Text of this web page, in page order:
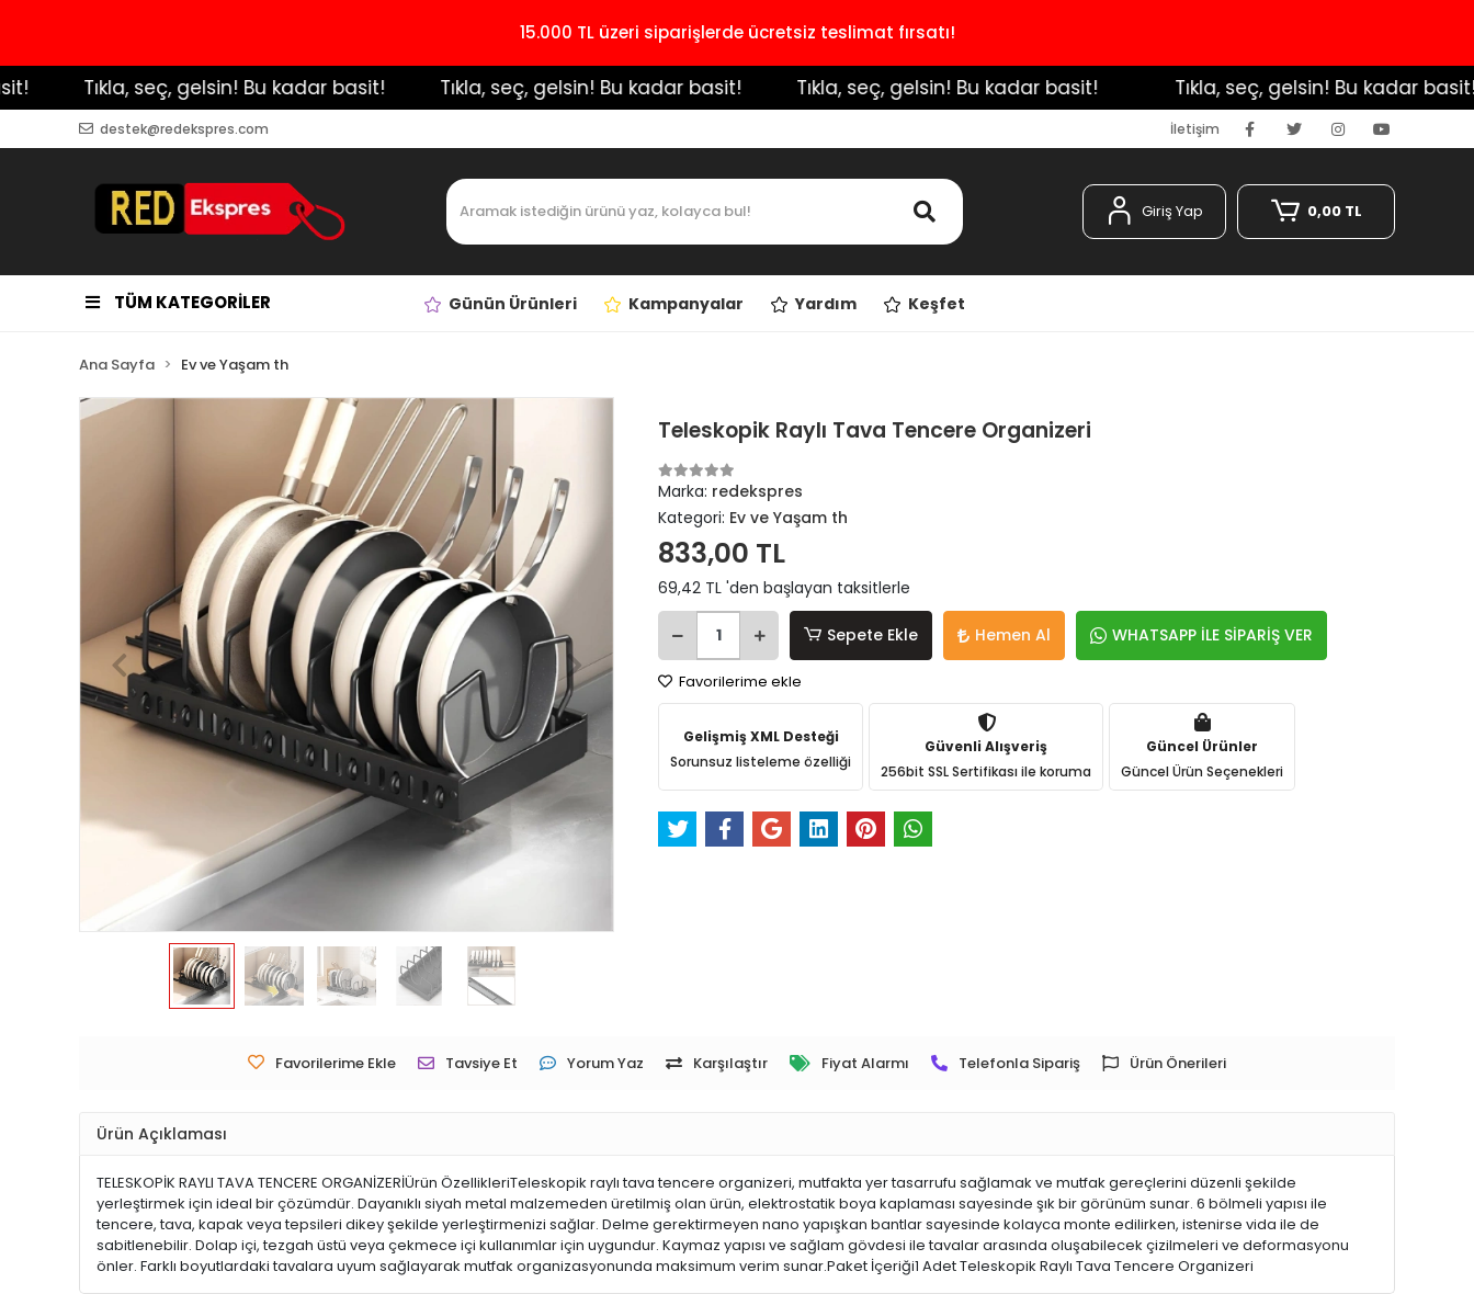
15.000 TL üzeri siparişlerde ücretsiz teslimat fırsatı!
️ Tıkla, seç, gelsin! Bu kadar basit! ️ Tıkla, seç, gelsin! Bu kadar basit! ️ Tıkla, seç, gelsin! Bu kadar basit! ️ Tıkla, seç, gelsin! Bu kadar basit!
destek@redekspres.com İletişim
Giriş Yap 0,00 TL
TÜM KATEGORİLER Günün Ürünleri Kampanyalar Yardım Keşfet
Ana Sayfa Ev ve Yaşam th
Teleskopik Raylı Tava Tencere Organizeri
Marka: redekspres
Kategori: Ev ve Yaşam th
833,00 TL
69,42 TL 'den başlayan taksitlerle
Sepete Ekle Hemen Al WHATSAPP İLE SİPARİŞ VER
Favorilerime ekle
Gelişmiş XML Desteği
Sorunsuz listeleme özelliği
Güvenli Alışveriş
256bit SSL Sertifikası ile koruma
Güncel Ürünler
Güncel Ürün Seçenekleri
Favorilerime Ekle Tavsiye Et Yorum Yaz Karşılaştır Fiyat Alarmı Telefonla Sipariş Ürün Önerileri
Ürün Açıklaması
TELESKOPİK RAYLI TAVA TENCERE ORGANİZERİÜrün ÖzellikleriTeleskopik raylı tava tencere organizeri, mutfakta yer tasarrufu sağlamak ve mutfak gereçlerini düzenli şekilde
yerleştirmek için ideal bir çözümdür. Dayanıklı siyah metal malzemeden üretilmiş olan ürün, elektrostatik boya kaplaması sayesinde şık bir görünüm sunar. 6 bölmeli yapısı ile
tencere, tava, kapak veya tepsileri dikey şekilde yerleştirmenizi sağlar. Delme gerektirmeyen nano yapışkan bantlar sayesinde kolayca monte edilirken, istenirse vida ile de
sabitlenebilir. Dolap içi, tezgah üstü veya çekmece içi kullanımlar için uygundur. Kaymaz yapısı ve sağlam gövdesi ile tavalar arasında oluşabilecek çizilmeleri ve deformasyonu
önler. Farklı boyutlardaki tavalara uyum sağlayarak mutfak organizasyonunda maksimum verim sunar.Paket İçeriği1 Adet Teleskopik Raylı Tava Tencere Organizeri